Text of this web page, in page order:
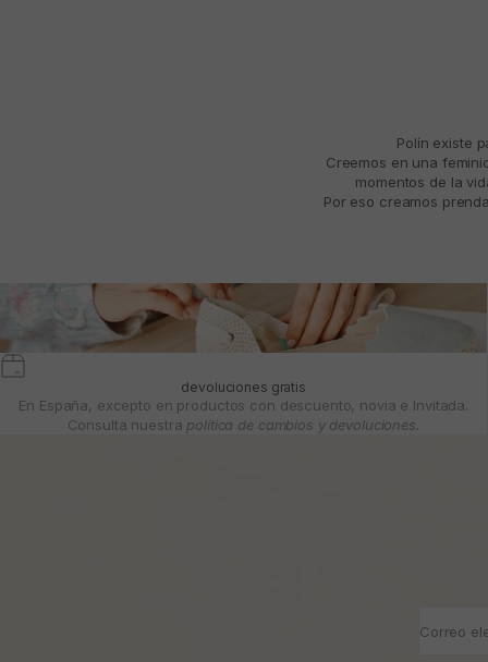
Polín existe
Creemos en una
momentos de la
Por eso creamos
devoluciones gratis
En España, excepto en productos con descuento, novia e Invitada.
Consulta nuestra política de cambios y devoluciones.
Correo